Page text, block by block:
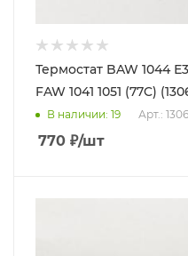
Термостат BAW 1044
FAW 1041 1051 (77C)
В наличии: 19 Арт.:
770 ₽/шт